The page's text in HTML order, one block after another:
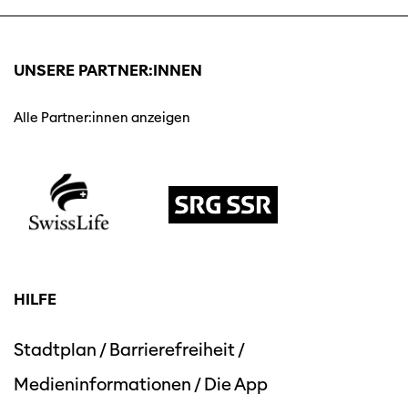
UNSERE PARTNER:INNEN
Alle Partner:innen anzeigen
HILFE
Stadtplan /Barrierefreiheit/
Medieninformationen /Die App